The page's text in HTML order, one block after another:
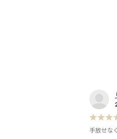
手放せな